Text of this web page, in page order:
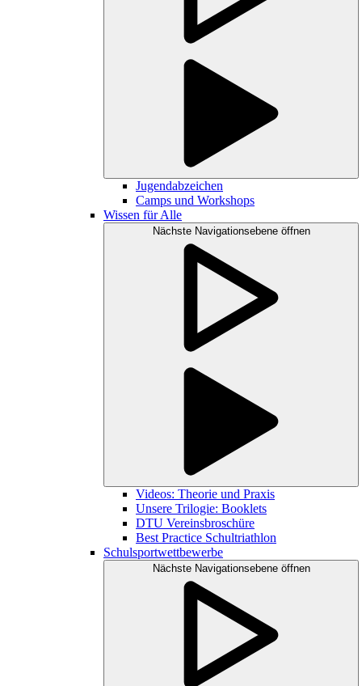
Jugendabzeichen
Camps und Workshops
Wissen für Alle
Nächste Navigationsebene öffnen
Videos: Theorie und Praxis
Unsere Trilogie: Booklets
DTU Vereinsbroschüre
Best Practice Schultriathlon
Schulsportwettbewerbe
Nächste Navigationsebene öffnen